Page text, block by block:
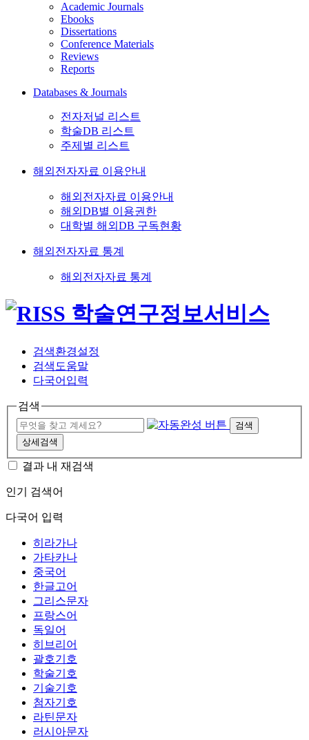
Academic Journals
Ebooks
Dissertations
Conference Materials
Reviews
Reports
Databases & Journals
전자저널 리스트
학술DB 리스트
주제별 리스트
해외전자자료 이용안내
해외전자자료 이용안내
해외DB별 이용권한
대학별 해외DB 구독현황
해외전자자료 통계
해외전자자료 통계
검색환경설정
검색도움말
다국어입력
검색
검색
상세검색
결과 내 재검색
인기 검색어
다국어 입력
히라가나
가타카나
중국어
한글고어
그리스문자
프랑스어
독일어
히브리어
괄호기호
학술기호
기술기호
첨자기호
라틴문자
러시아문자